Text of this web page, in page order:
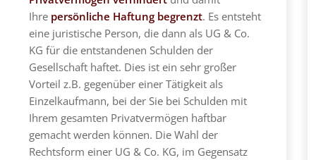
Ihre persönliche Haftung begrenzt. Es entsteht
eine juristische Person, die dann als UG & Co.
KG für die entstandenen Schulden der
Gesellschaft haftet. Dies ist ein sehr großer
Vorteil z.B. gegenüber einer Tätigkeit als
Einzelkaufmann, bei der Sie bei Schulden mit
Ihrem gesamten Privatvermögen haftbar
gemacht werden können. Die Wahl der
Rechtsform einer UG & Co. KG, im Gegensatz